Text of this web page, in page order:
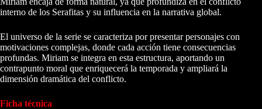
interno de los Serafitas y su influencia en la narrativa global.
El universo de la serie se caracteriza por presentar personajes con
motivaciones complejas, donde cada acción tiene consecuencias
profundas. Miriam se integra en esta estructura, aportando un
contrapunto moral que enriquecerá la temporada y ampliará la
dimensión dramática del conflicto.
Ficha técnica